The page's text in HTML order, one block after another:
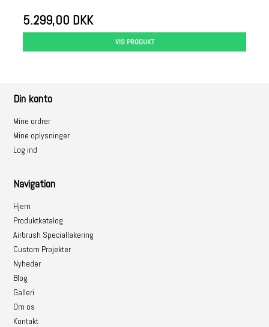
5.299,00 DKK
VIS PRODUKT
Din konto
Mine ordrer
Mine oplysninger
Log ind
Navigation
Hjem
Produktkatalog
Airbrush Speciallakering
Custom Projekter
Nyheder
Blog
Galleri
Om os
Kontakt